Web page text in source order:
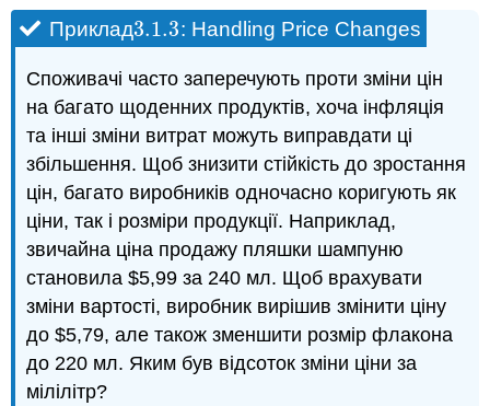
Приклад3.1.3
3.1.3: Handling Price Changes
Споживачі часто заперечують проти зміни цін
на багато щоденних продуктів, хоча інфляція
та інші зміни витрат можуть виправдати ці
збільшення. Щоб знизити стійкість до зростання
цін, багато виробників одночасно коригують як
ціни, так і розміри продукції. Наприклад,
звичайна ціна продажу пляшки шампуню
становила $5,99 за 240 мл. Щоб врахувати
зміни вартості, виробник вирішив змінити ціну
до $5,79, але також зменшити розмір флакона
до 220 мл. Яким був відсоток зміни ціни за
мілілітр?